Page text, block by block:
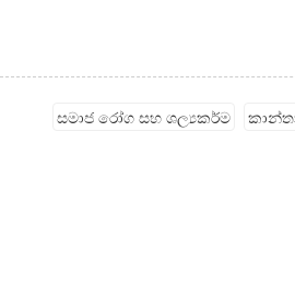
සමාජ රෝග සහ ශල්‍යකර්ම